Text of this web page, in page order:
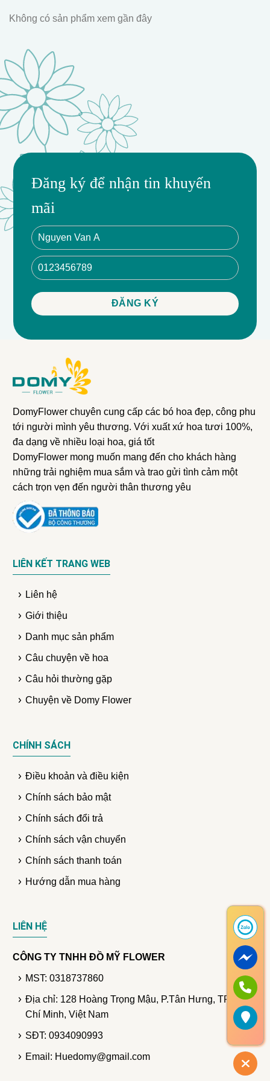
Không có sản phẩm xem gần đây
Đăng ký để nhận tin khuyến
mãi
DomyFlower chuyên cung cấp các bó hoa đẹp, công phu
tới người mình yêu thương. Với xuất xứ hoa tươi 100%,
đa dạng về nhiều loại hoa, giá tốt
DomyFlower mong muốn mang đến cho khách hàng
những trải nghiệm mua sắm và trao gửi tình cảm một
cách trọn vẹn đến người thân thương yêu
LIÊN KẾT TRANG WEB
Liên hệ
Giới thiệu
Danh mục sản phẩm
Câu chuyện về hoa
Câu hỏi thường gặp
Chuyện về Domy Flower
CHÍNH SÁCH
Điều khoản và điều kiện
Chính sách bảo mật
Chính sách đổi trả
Chính sách vận chuyển
Chính sách thanh toán
Hướng dẫn mua hàng
LIÊN HỆ
CÔNG TY TNHH ĐỒ MỸ FLOWER
MST: 0318737860
Địa chỉ: 128 Hoàng Trọng Mậu, P.Tân Hưng, TP. Hồ
Chí Minh, Việt Nam
SĐT: 0934090993
Email: Huedomy@gmail.com